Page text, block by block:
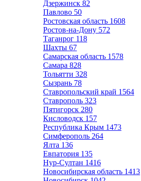
Дзержинск 82
Павлово 50
Ростовская область 1608
Ростов-на-Дону 572
Таганрог 118
Шахты 67
Самарская область 1578
Самара 828
Тольятти 328
Сызрань 78
Ставропольский край 1564
Ставрополь 323
Пятигорск 280
Кисловодск 157
Республика Крым 1473
Симферополь 264
Ялта 136
Евпатория 135
Нур-Султан 1416
Новосибирская область 1413